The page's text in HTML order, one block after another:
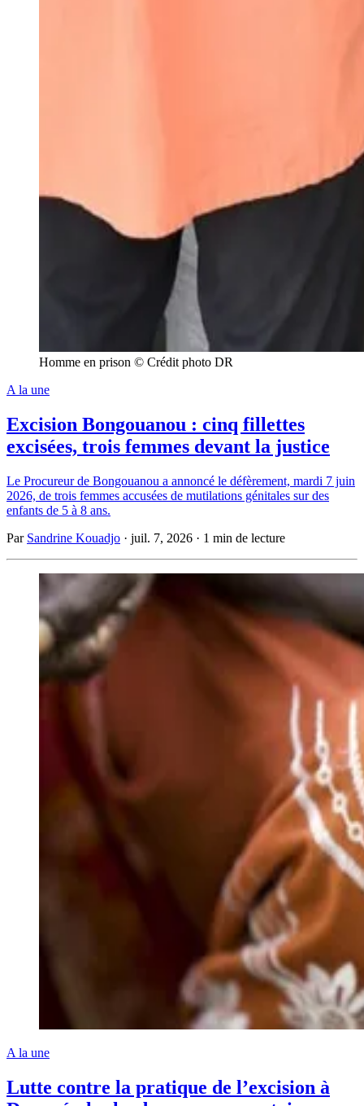
Homme en prison © Crédit photo DR
A la une
Excision Bongouanou : cinq fillettes
excisées, trois femmes devant la justice
Le Procureur de Bongouanou a annoncé le défèrement, mardi 7 juin
2026, de trois femmes accusées de mutilations génitales sur des
enfants de 5 à 8 ans.
Par Sandrine Kouadjo · juil. 7, 2026 · 1 min de lecture
A la une
Lutte contre la pratique de l’excision à